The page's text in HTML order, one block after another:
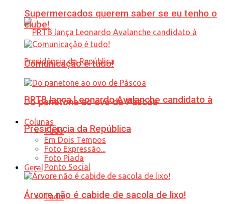
PRTB lança Leonardo Avalanche candidato à
Presidência da República
Geral
Tudo
Supermercados querem saber se eu tenho o
clube!
Comunicação é tudo!
Do panetone ao ovo de Páscoa
Colunas
Tudo
Em Dois Tempos
Foto Expressão...
Foto Piada
Ponto Social
Árvore não é cabide de sacola de lixo!